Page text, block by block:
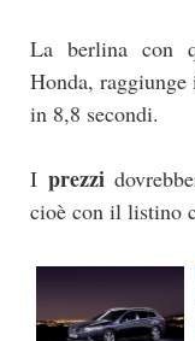
La berlina con
Honda,
in 8,8 secondi.
I prezzi
cioè con il listino